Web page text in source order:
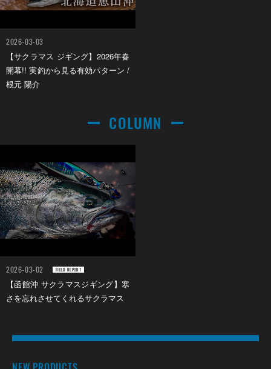
2026-03-03
【サクラマス ジギング】2026年春
開幕!! 実釣から見る有効パターン /
根元 陽介
COLUMN
2026-03-02 FIELD REPORT
【函館沖 サクラマスジギング】寒
さを忘れさせてくれるサクラマス